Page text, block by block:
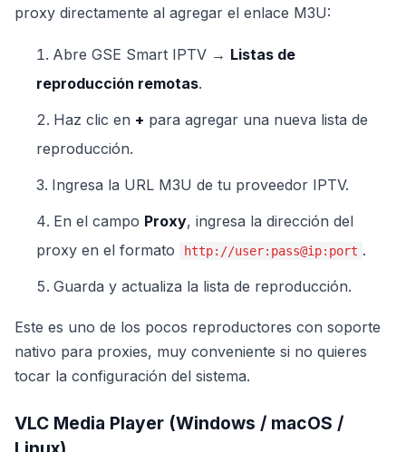
proxy directamente al agregar el enlace M3U:
Abre GSE Smart IPTV → Listas de
reproducción remotas.
Haz clic en + para agregar una nueva lista de
reproducción.
Ingresa la URL M3U de tu proveedor IPTV.
En el campo Proxy, ingresa la dirección del
proxy en el formato
http://user:pass@ip:port .
Guarda y actualiza la lista de reproducción.
Este es uno de los pocos reproductores con soporte
nativo para proxies, muy conveniente si no quieres
tocar la configuración del sistema.
VLC Media Player (Windows / macOS /